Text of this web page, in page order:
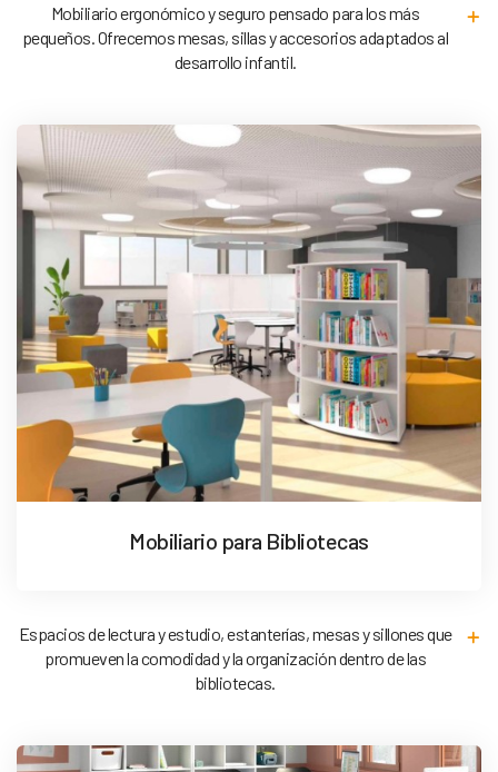
Mobiliario ergonómico y seguro pensado para los más
pequeños. Ofrecemos mesas, sillas y accesorios adaptados al
desarrollo infantil.
Mobiliario para Bibliotecas
Espacios de lectura y estudio, estanterías, mesas y sillones que
promueven la comodidad y la organización dentro de las
bibliotecas.